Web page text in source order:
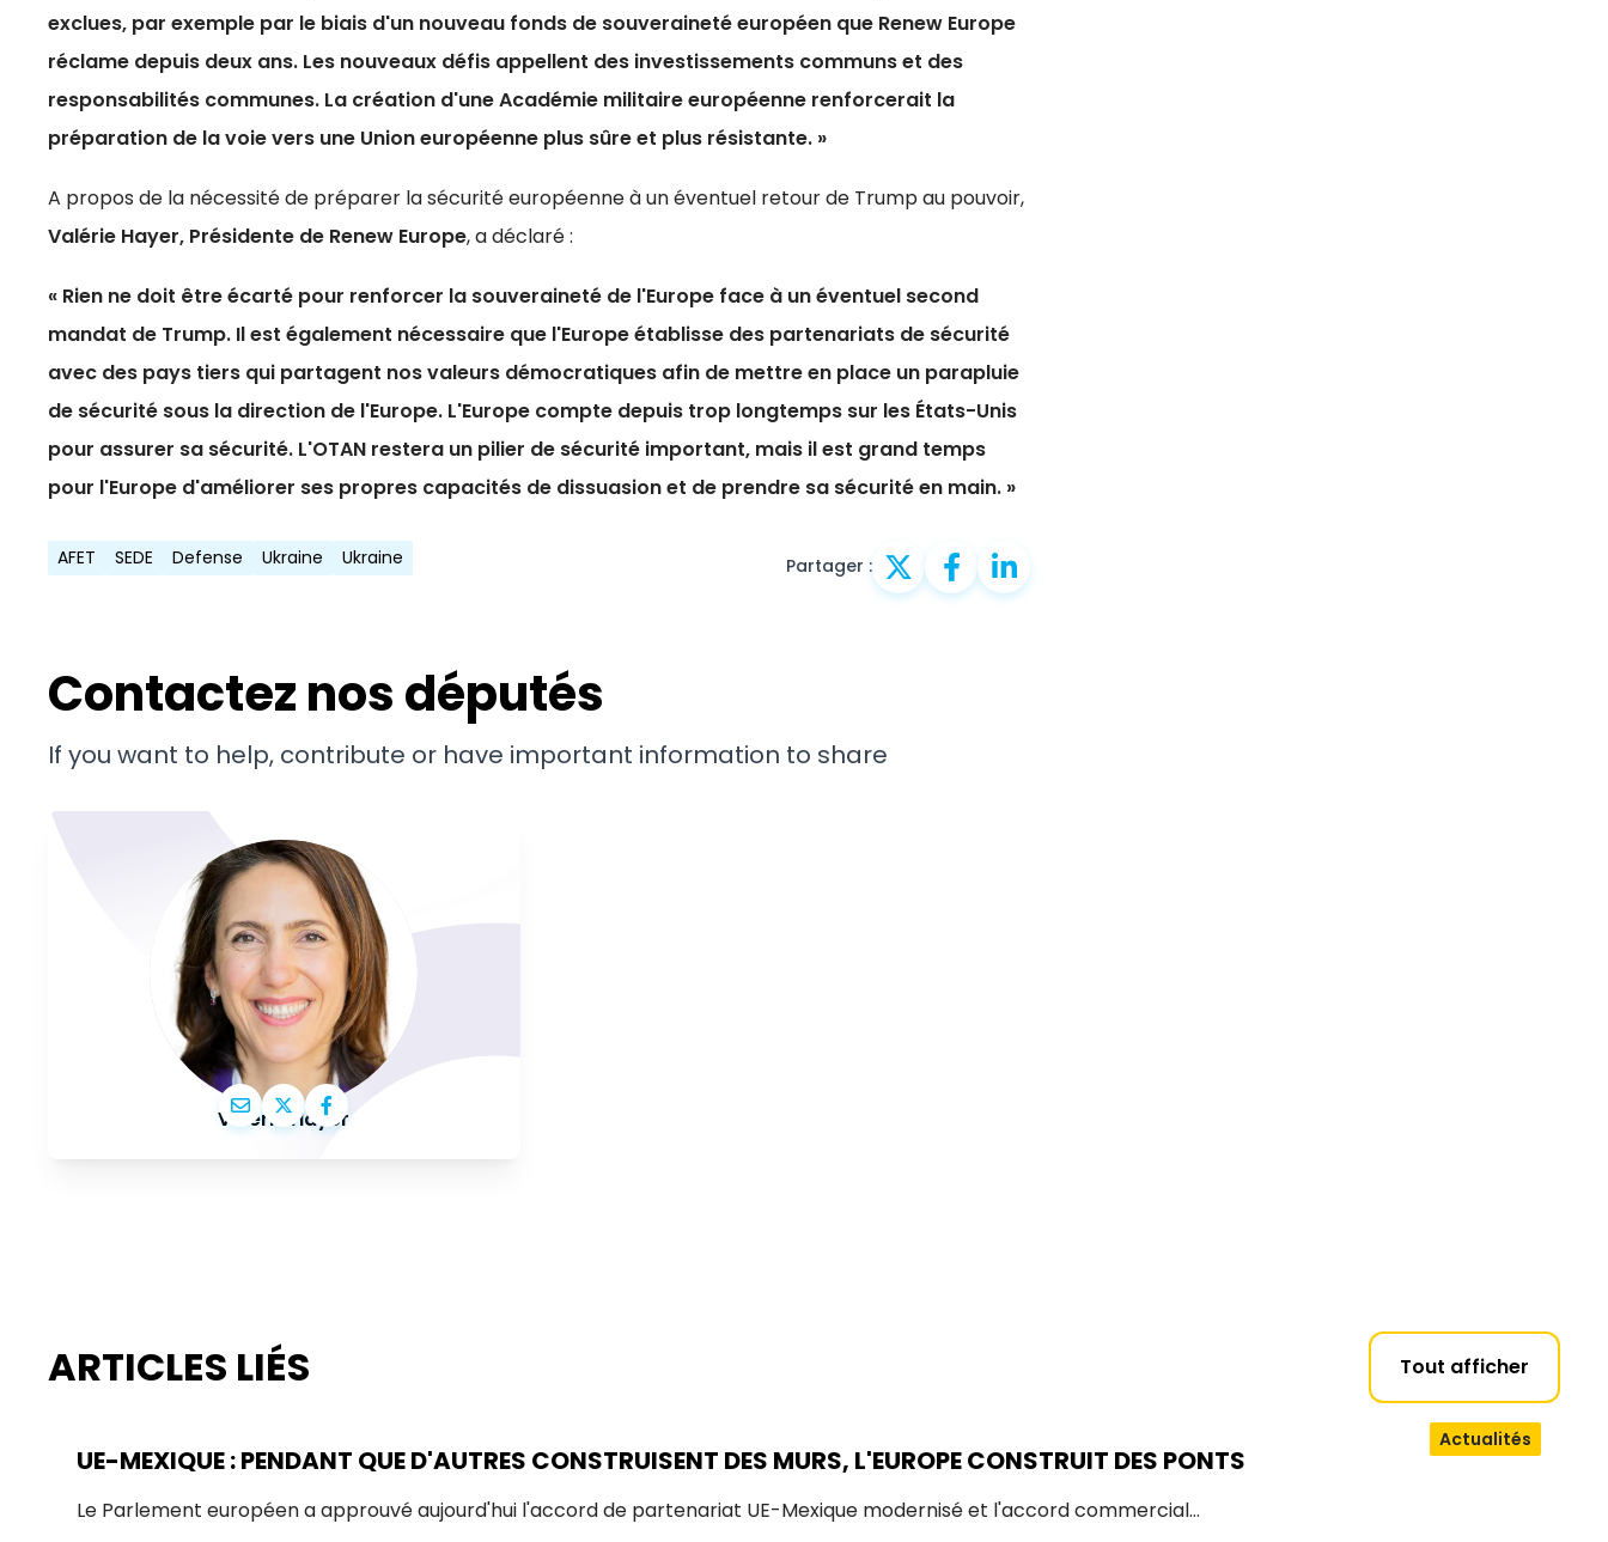
exclues, par exemple par le biais d'un nouveau fonds de souveraineté européen que Renew Europe
réclame depuis deux ans. Les nouveaux défis appellent des investissements communs et des
responsabilités communes. La création d'une Académie militaire européenne renforcerait la
préparation de la voie vers une Union européenne plus sûre et plus résistante. »
A propos de la nécessité de préparer la sécurité européenne à un éventuel retour de Trump au pouvoir,
Valérie Hayer, Présidente de Renew Europe, a déclaré :
« Rien ne doit être écarté pour renforcer la souveraineté de l'Europe face à un éventuel second
mandat de Trump. Il est également nécessaire que l'Europe établisse des partenariats de sécurité
avec des pays tiers qui partagent nos valeurs démocratiques afin de mettre en place un parapluie
de sécurité sous la direction de l'Europe. L'Europe compte depuis trop longtemps sur les États-Unis
pour assurer sa sécurité. L'OTAN restera un pilier de sécurité important, mais il est grand temps
pour l'Europe d'améliorer ses propres capacités de dissuasion et de prendre sa sécurité en main. »
AFET SEDE Defense Ukraine Ukraine Partager :
Contactez nos députés
If you want to help, contribute or have important information to share
Valérie Hayer
ARTICLES LIÉS Tout afficher
UE-MEXIQUE : PENDANT QUE D'AUTRES CONSTRUISENT DES MURS, L'EUROPE CONSTRUIT DES PONTS
Actualités
Le Parlement européen a approuvé aujourd'hui l'accord de partenariat UE-Mexique modernisé et l'accord commercial…